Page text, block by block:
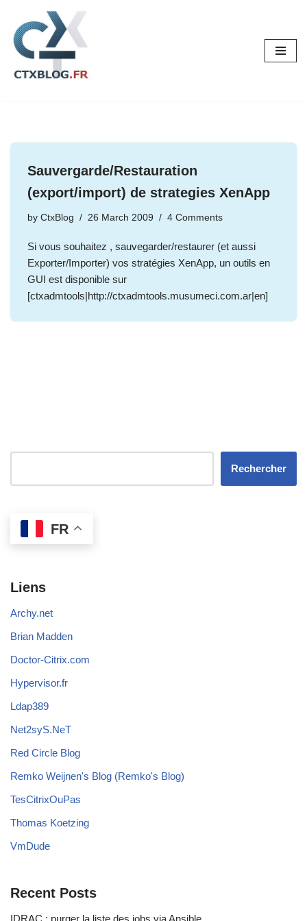
Skip
to
content
Sauvergarde/Restauration
(export/import) de strategies XenApp
by CtxBlog 26 March 2009 4 Comments
Si vous souhaitez , sauvegarder/restaurer (et aussi
Exporter/Importer) vos stratégies XenApp, un outils en
GUI est disponible sur
[ctxadmtools|http://ctxadmtools.musumeci.com.ar|en]
Rechercher
FR
Liens
Archy.net
Brian Madden
Doctor-Citrix.com
Hypervisor.fr
Ldap389
Net2syS.NeT
Red Circle Blog
Remko Weijnen's Blog (Remko's Blog)
TesCitrixOuPas
Thomas Koetzing
VmDude
Recent Posts
IDRAC : purger la liste des jobs via Ansible